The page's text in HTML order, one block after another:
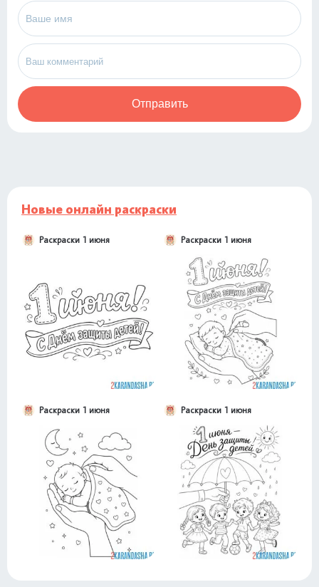
Отправить
Новые онлайн раскраски
Раскраски 1 июня Раскраски 1 июня
Раскраски 1 июня Раскраски 1 июня